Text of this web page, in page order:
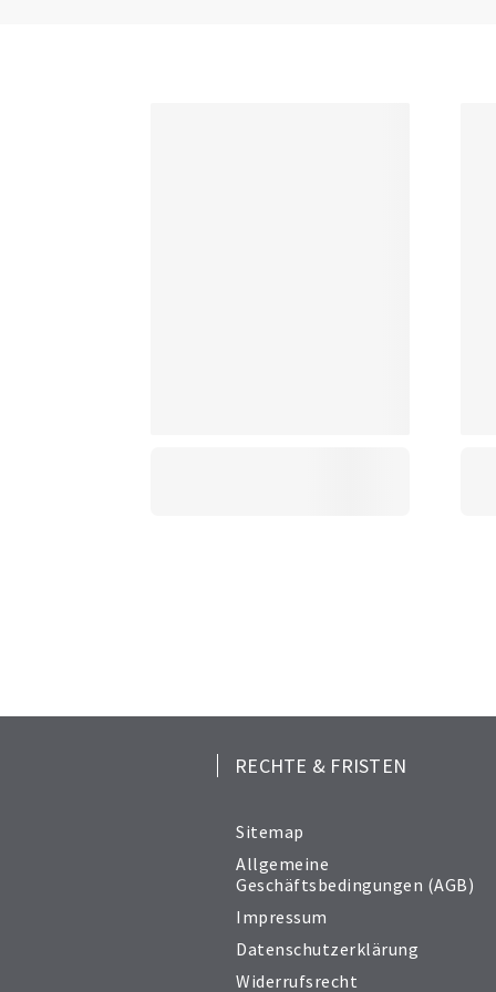
RECHTE & FRISTEN
Sitemap
Allgemeine
Geschäftsbedingungen (AGB)
Impressum
Datenschutzerklärung
Widerrufsrecht